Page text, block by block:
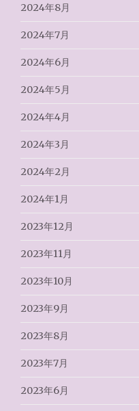
2024年8月
2024年7月
2024年6月
2024年5月
2024年4月
2024年3月
2024年2月
2024年1月
2023年12月
2023年11月
2023年10月
2023年9月
2023年8月
2023年7月
2023年6月